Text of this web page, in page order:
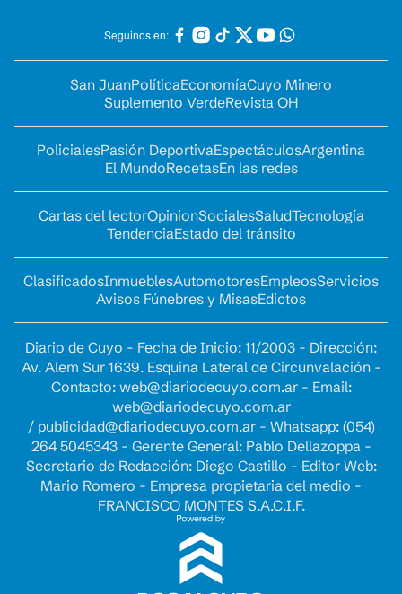
Seguinos en:
San JuanPolíticaEconomíaCuyo Minero
Suplemento VerdeRevista OH
PolicialesPasión DeportivaEspectáculosArgentina
El MundoRecetasEn las redes
Cartas del lectorOpinionSocialesSaludTecnología
TendenciaEstado del tránsito
ClasificadosInmueblesAutomotoresEmpleosServicios
Avisos Fúnebres y MisasEdictos
Diario de Cuyo - Fecha de Inicio: 11/2003 - Dirección:
Av. Alem Sur 1639. Esquina Lateral de Circunvalación -
Contacto: web@diariodecuyo.com.ar- Email:
web@diariodecuyo.com.ar
/ publicidad@diariodecuyo.com.ar- Whatsapp: (054)
264 5045343 - Gerente General: Pablo Dellazoppa -
Secretario de Redacción: Diego Castillo - Editor Web:
Mario Romero - Empresa propietaria del medio -
FRANCISCO MONTES S.A.C.I.F.